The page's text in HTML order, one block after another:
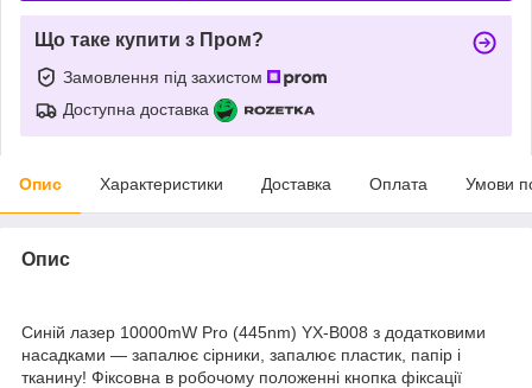
Що таке купити з Пром?
Замовлення під захистом
Доступна доставка
Опис Характеристики Доставка Оплата Умови
Опис
Синій лазер 10000mW Pro (445nm) YX-B008 з додатковими
насадками — запалює сірники, запалює пластик, папір і
тканину! Фіксовна в робочому положенні кнопка фіксації